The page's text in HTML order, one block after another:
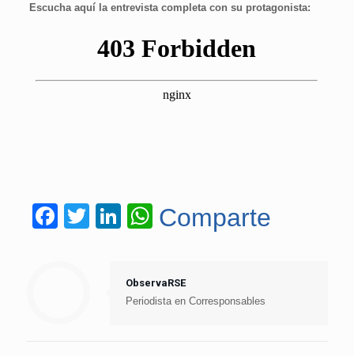
Escucha aquí la entrevista completa con su protagonista:
Facebook
TwitterLinkedIn
WhatsApp
Comparte
ObservaRSE
Periodista en Corresponsables